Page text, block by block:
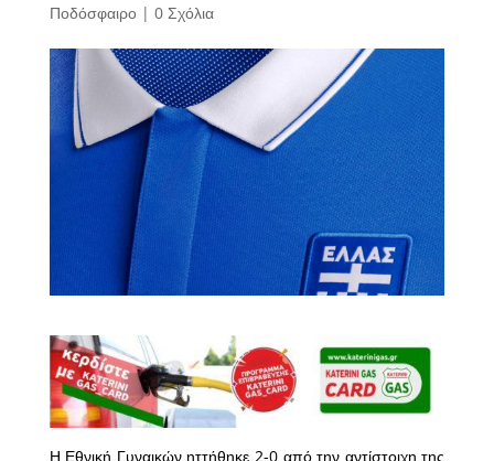
Ποδόσφαιρο| 0 Σχόλια
Η Εθνική Γυναικών ηττήθηκε 2-0 από την αντίστοιχη της